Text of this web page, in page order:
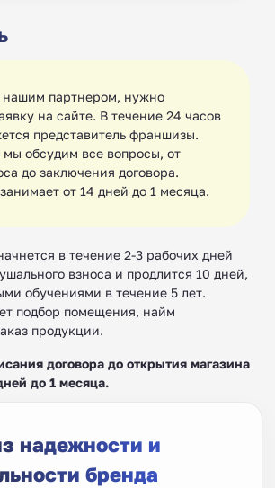
нашим партнером, нужно
на сайте. В течение 24 часов
представитель франшизы.
мы обсудим все вопросы, от
до заключения договора.
от 14 дней до 1 месяца.
в течение 2-3 рабочих дней
взноса и продлится 10 дней,
обучениями в течение 5 лет.
подбор помещения, найм
продукции.
договора до открытия магазина
до 1 месяца.
надежности и
бренда